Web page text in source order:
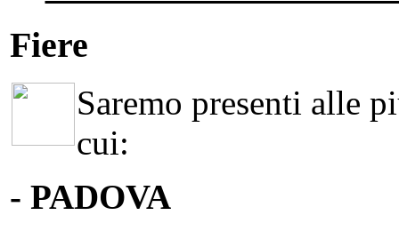
Fiere
Saremo presenti alle
cui:
- PADOVA